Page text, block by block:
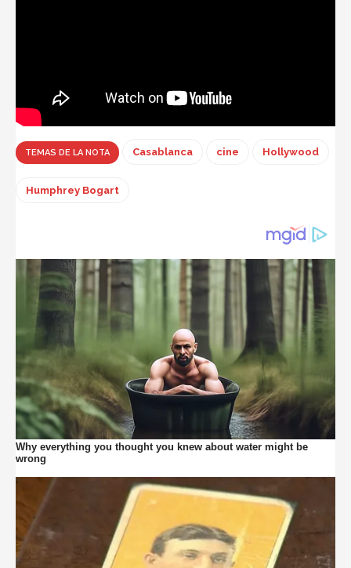
TEMAS DE LA NOTA Casablanca cine Hollywood
Humphrey Bogart